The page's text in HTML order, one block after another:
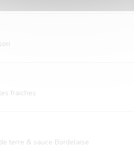
fraiches
terre & sauce Bordelaise